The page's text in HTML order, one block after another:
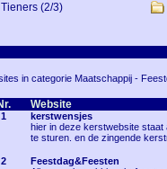
Tieners (2/3)
in categorie Maatschappij -
Website
1
kerstwensjes
hier in deze kerstwebsite
te sturen. en de zingende
2
Feestdag&Feesten